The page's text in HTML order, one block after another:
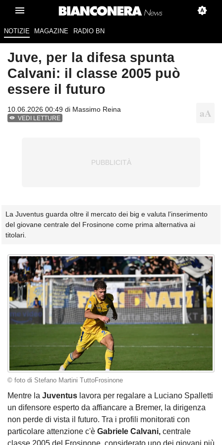
NOTIZIE MAGAZINE RADIO BN
Juve, per la difesa spunta
Calvani: il classe 2005 può
essere il futuro
10.06.2026 00:49 di Massimo Reina
VEDI LETTURE
La Juventus guarda oltre il mercato dei big e valuta l'inserimento
del giovane centrale del Frosinone come prima alternativa ai
titolari.
© foto di Stefano Martini TuttoFrosinone
Mentre la Juventus lavora per regalare a Luciano Spalletti
un difensore esperto da affiancare a Bremer, la dirigenza
non perde di vista il futuro. Tra i profili monitorati con
particolare attenzione c'è Gabriele Calvani, centrale